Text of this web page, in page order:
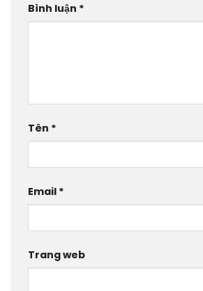
Bình luận *
Tên *
Email *
Trang web